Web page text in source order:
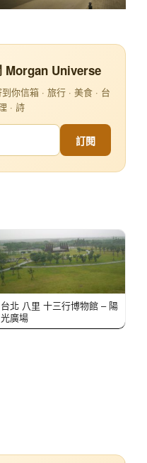
Morgan Universe
你信箱 · 旅行 · 美食 · 台
· 詩
訂閱
台北 八里 十三行博物館 – 陽
光廣場